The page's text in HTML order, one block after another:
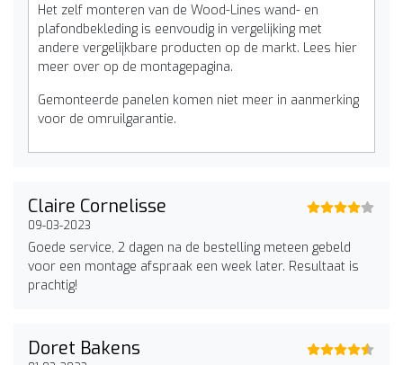
Het zelf monteren van de Wood-Lines wand- en
plafondbekleding is eenvoudig in vergelijking met
andere vergelijkbare producten op de markt. Lees hier
meer over op de montagepagina.
Gemonteerde panelen komen niet meer in aanmerking
voor de omruilgarantie.
Claire Cornelisse
09-03-2023
Goede service, 2 dagen na de bestelling meteen gebeld
voor een montage afspraak een week later. Resultaat is
prachtig!
Doret Bakens